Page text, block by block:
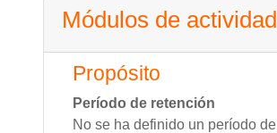
Módulos de actividad
Propósito
Período de retención
No se ha definido un período de